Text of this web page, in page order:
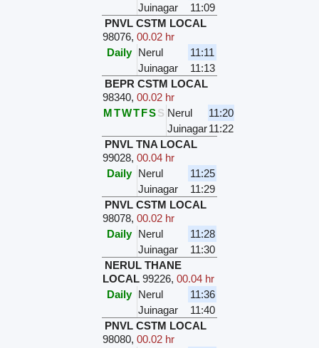
Juinagar
11:09
PNVL CSTM LOCAL
98076,00.02 hr
Daily Nerul
11:11
Juinagar
11:13
BEPR CSTM LOCAL
98340,00.02 hr
MTWTFSS Nerul
11:20
Juinagar11:22
PNVL TNA LOCAL
99028,00.04 hr
Daily Nerul
11:25
Juinagar
11:29
PNVL CSTM LOCAL
98078,00.02 hr
Daily Nerul
11:28
Juinagar
11:30
NERUL THANE
LOCAL 99226,00.04 hr
Daily Nerul
11:36
Juinagar
11:40
PNVL CSTM LOCAL
98080,00.02 hr